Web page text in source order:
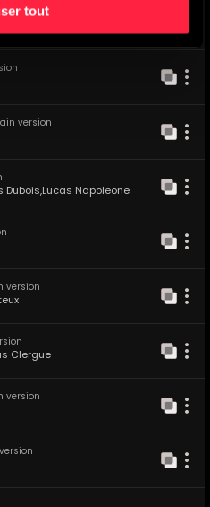
tout
-Main version
version
Dubois,Lucas Napoleone
version
Clergue
version